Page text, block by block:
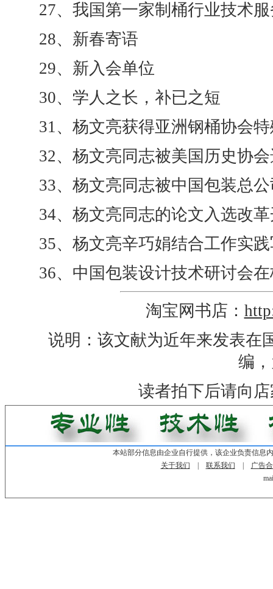
27、我国第一家制桶行业技术
28、新春寄语
29、新入会单位
30、学人之长，补已之短
31、杨文亮获得亚洲钢桶协会
32、杨文亮同志被美国历史协
33、杨文亮同志被中国包装总
34、杨文亮同志的论文入选改
35、杨文亮辛巧娟结合工作实
36、中国包装设计技术研讨会
淘宝网书店：
说明：该文献为近年来发表在
编
读者拍下后请向
本站部分信息由企业自行提供，该企业负责信息
关于我们
联系我们
广告